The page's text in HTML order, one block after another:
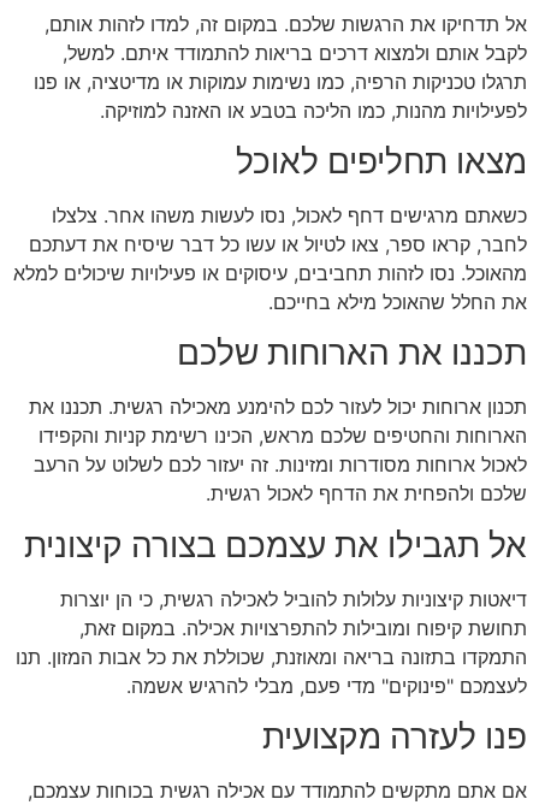
אל תדחיקו את הרגשות שלכם. במקום זה, למדו לזהות אותם,
לקבל אותם ולמצוא דרכים בריאות להתמודד איתם. למשל,
תרגלו טכניקות הרפיה, כמו נשימות עמוקות או מדיטציה, או פנו
לפעילויות מהנות, כמו הליכה בטבע או האזנה למוזיקה.
מצאו תחליפים לאוכל
כשאתם מרגישים דחף לאכול, נסו לעשות משהו אחר. צלצלו
לחבר, קראו ספר, צאו לטיול או עשו כל דבר שיסיח את דעתכם
מהאוכל. נסו לזהות תחביבים, עיסוקים או פעילויות שיכולים למלא
את החלל שהאוכל מילא בחייכם.
תכננו את הארוחות שלכם
תכנון ארוחות יכול לעזור לכם להימנע מאכילה רגשית. תכננו את
הארוחות והחטיפים שלכם מראש, הכינו רשימת קניות והקפידו
לאכול ארוחות מסודרות ומזינות. זה יעזור לכם לשלוט על הרעב
שלכם ולהפחית את הדחף לאכול רגשית.
אל תגבילו את עצמכם בצורה קיצונית
דיאטות קיצוניות עלולות להוביל לאכילה רגשית, כי הן יוצרות
תחושת קיפוח ומובילות להתפרצויות אכילה. במקום זאת,
התמקדו בתזונה בריאה ומאוזנת, שכוללת את כל אבות המזון. תנו
לעצמכם "פינוקים" מדי פעם, מבלי להרגיש אשמה.
פנו לעזרה מקצועית
אם אתם מתקשים להתמודד עם אכילה רגשית בכוחות עצמכם,